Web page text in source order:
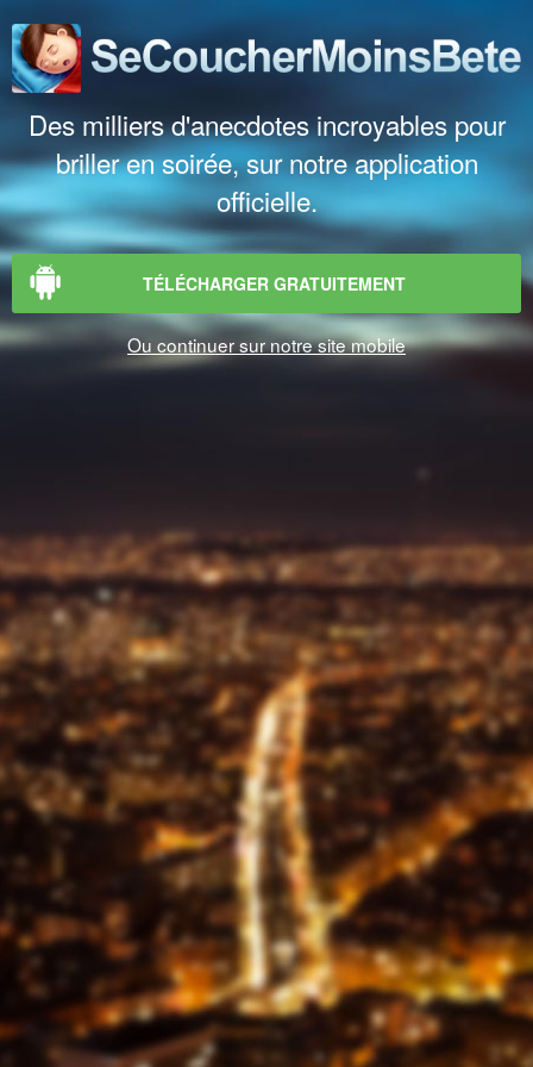
Des milliers d'anecdotes incroyables pour
briller en soirée, sur notre application
officielle.
TÉLÉCHARGER GRATUITEMENT
Ou continuer sur notre site mobile